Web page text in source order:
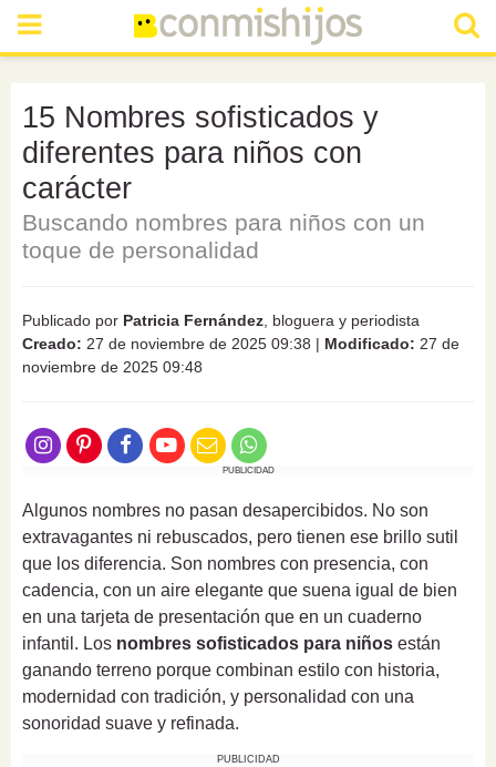
15 Nombres sofisticados y
diferentes para niños con
carácter
Buscando nombres para niños con un
toque de personalidad
Publicado por Patricia Fernández , bloguera y periodista
Creado: 27 de noviembre de 2025 09:38 | Modificado: 27 de
noviembre de 2025 09:48
PUBLICIDAD
Algunos nombres no pasan desapercibidos. No son
extravagantes ni rebuscados, pero tienen ese brillo sutil
que los diferencia. Son nombres con presencia, con
cadencia, con un aire elegante que suena igual de bien
en una tarjeta de presentación que en un cuaderno
infantil. Los nombres sofisticados para niños están
ganando terreno porque combinan estilo con historia,
modernidad con tradición, y personalidad con una
sonoridad suave y refinada.
PUBLICIDAD